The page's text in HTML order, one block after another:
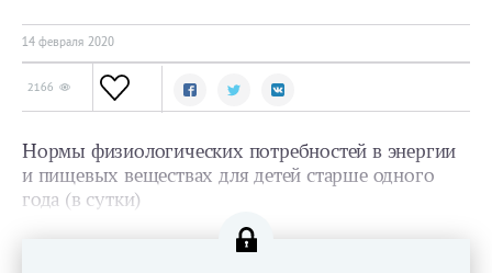
14 февраля 2020
2166
Нормы физиологических потребностей в энергии
и пищевых веществах для детей старше одного
года (в сутки)